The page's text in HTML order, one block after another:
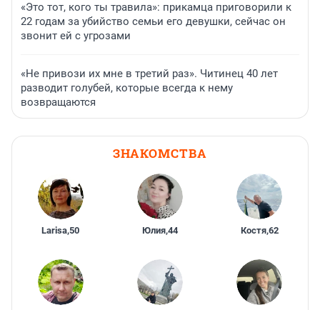
«Это тот, кого ты травила»: прикамца приговорили к
22 годам за убийство семьи его девушки, сейчас он
звонит ей с угрозами
«Не привози их мне в третий раз». Читинец 40 лет
разводит голубей, которые всегда к нему
возвращаются
ЗНАКОМСТВА
Larisa,50 Юлия,44 Костя,62